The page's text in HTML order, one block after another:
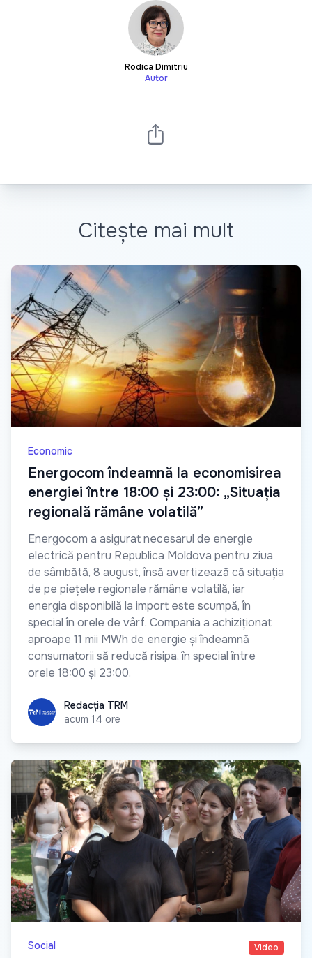
Rodica Dimitriu
Autor
Citește mai mult
Economic
Energocom îndeamnă la economisirea
energiei între 18:00 și 23:00: „Situația
regională rămâne volatilă”
Energocom a asigurat necesarul de energie
electrică pentru Republica Moldova pentru ziua
de sâmbătă, 8 august, însă avertizează că situația
de pe piețele regionale rămâne volatilă, iar
energia disponibilă la import este scumpă, în
special în orele de vârf. Compania a achiziționat
aproape 11 mii MWh de energie și îndeamnă
consumatorii să reducă risipa, în special între
orele 18:00 și 23:00.
Redacția TRM
Redacția TRM
acum 14 ore
Social Video